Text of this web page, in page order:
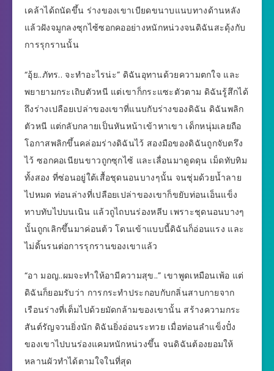
เคล้าได้ถนัดขึ้น ร่างของเขาเบียดขนาบแนบทางด้านหลัง
แล้วฝังจมูกลงซุกไซ้ซอกคออย่างหนักหน่วงจนดิฉันสะดุ้งกับ
การรุกรานนั้น
“อุ้ย..ภัทร.. จะทำอะไรน่ะ” ดิฉันอุทานด้วยความตกใจ และ
พยายามกระเถิบตัวหนี แต่เขาก็กระแซะตัวตาม ดิฉันรู้สึกได้
ถึงร่างเปลือยเปล่าของเขาที่แนบกับร่างของดิฉัน ดิฉันพลิก
ตัวหนี แต่กลับกลายเป็นหันหน้าเข้าหาเขา เด็กหนุ่มเลยถือ
โอกาสพลิกขึ้นคล่อมร่างดิฉันไว้ สองมือของดิฉันถูกจับตรึง
ไว้ ซอกคอเนียนขาวถูกซุกไซ้ และเลื่อนมาดูดดุน เม็ดทับทิม
ทั้งสอง ที่ซ่อนอยู่ใต้เสื้อชุดนอนบางๆนั้น จนชุ่มด้วยน้ำลาย
ไปหมด ท่อนล่างที่เปลือยเปล่าของเขาก็ขยับท่อนเอ็นแข็ง
ทาบทับไปบนเนิน แล้วถูไถบนร่องหลีบ เพราะชุดนอนบางๆ
นั้นถูกเลิกขึ้นมาค่อนต้ว โดนเข้าแบบนี้ดิฉันก็อ่อนแรง และ
ไม่ดิ้นรนต่อการรุกรานของเขาแล้ว
“อา มอญ..ผมจะทำให้อามีความสุข..” เขาพูดเหมือนเพ้อ แต่
ดิฉันก็ยอมรับว่า การกระทำประกอบกับกลิ่นสาบกายจาก
เรือนร่างที่เต็มไปด้วยมัดกล้ามของเขานั้น สร้างความกระ
สันต์รัญจวนยิ่งนัก ดิฉันยิ่งอ่อนระทวย เมื่อท่อนลำแข็งปั๋ง
ของเขาไปบนร่องแคมหนักหน่วงขึ้น จนดิฉันต้องยอมให้
หลานผัวทำได้ตามใจในที่สุด